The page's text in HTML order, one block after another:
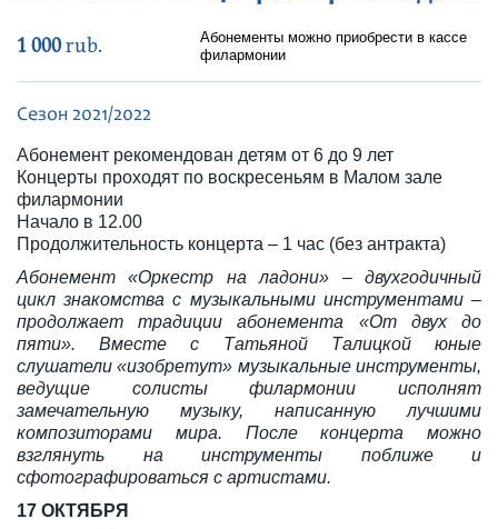
1 000rub.
Абонементы можно приобрести в кассе
филармонии
Сезон 2021/2022
Абонемент рекомендован детям от 6 до 9 лет
Концерты проходят по воскресеньям в Малом зале
филармонии
Начало в 12.00
Продолжительность концерта – 1 час (без антракта)
Абонемент «Оркестр на ладони» – двухгодичный
цикл знакомства с музыкальными инструментами –
продолжает традиции абонемента «От двух до
пяти». Вместе с Татьяной Талицкой юные
слушатели «изобретут» музыкальные инструменты,
ведущие солисты филармонии исполнят
замечательную музыку, написанную лучшими
композиторами мира. После концерта можно
взглянуть на инструменты поближе и
сфотографироваться с артистами.
17 ОКТЯБРЯ